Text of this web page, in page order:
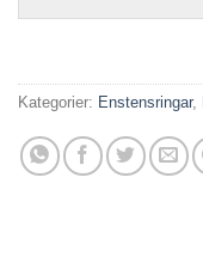
Kategorier: Enstensringar,